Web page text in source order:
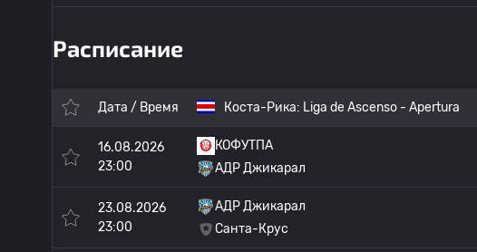
Расписание
Дата / Время Коста-Рика: Liga de Ascenso - Apertura
16.08.2026
23:00
КОФУТПА
АДР Джикарал
23.08.2026
23:00
АДР Джикарал
Санта-Крус